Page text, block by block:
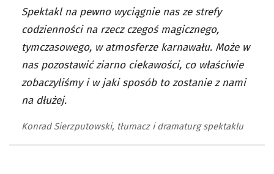
Spektakl na pewno wyciągnie nas ze strefy
codzienności na rzecz czegoś magicznego,
tymczasowego, w atmosferze karnawału. Może w
nas pozostawić ziarno ciekawości, co właściwie
zobaczyliśmy i w jaki sposób to zostanie z nami
na dłużej.
Konrad Sierzputowski, tłumacz i dramaturg spektaklu